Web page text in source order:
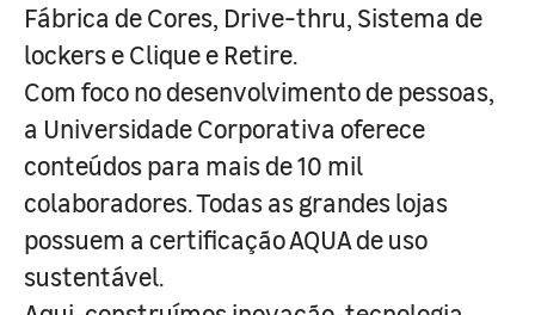
Fábrica de Cores, Drive-thru, Sistema de
lockers e Clique e Retire.
Com foco no desenvolvimento de pessoas,
a Universidade Corporativa oferece
conteúdos para mais de 10 mil
colaboradores. Todas as grandes lojas
possuem a certificação AQUA de uso
sustentável.